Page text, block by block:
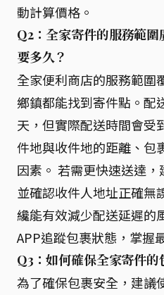
動計算價格。
Q2：全家寄件的服務範
要多久？
全家便利商店的服務範圍
鄉鎮都能找到寄件點。配
天，但實際配送時間會受
件地與收件地的距離、包
因素。 若需更快速送達，
並確認收件人地址正確無
纔能有效減少配送延遲的
APP追蹤包裹狀態，掌握
Q3：如何確保全家寄件的
為了確保包裹安全，建議